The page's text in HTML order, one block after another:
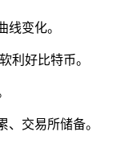
线变化。
利好比特币。
、交易所储备。